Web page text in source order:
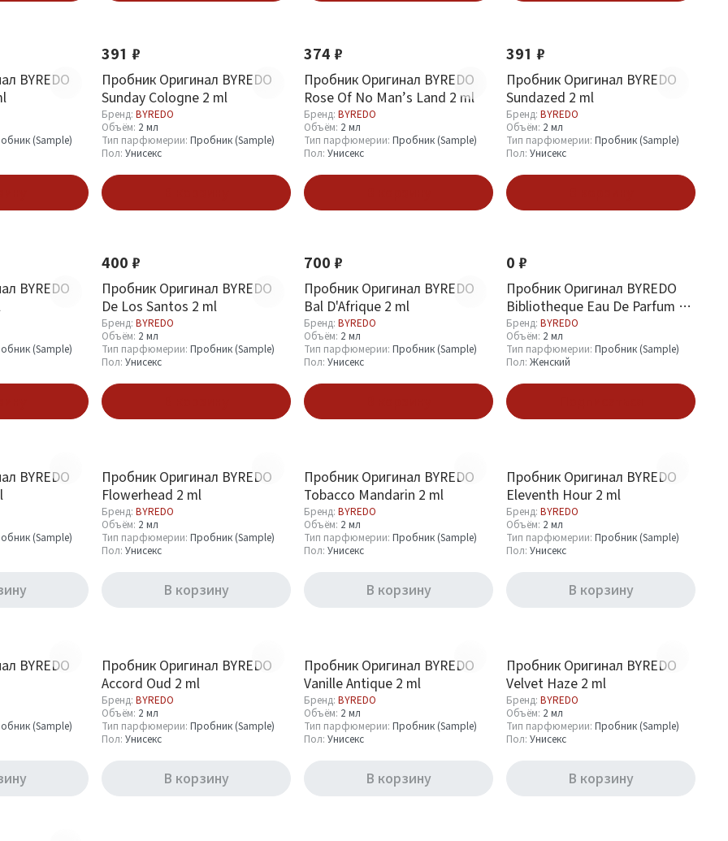
BYREDO
(Sample)
391 ₽
Пробник Оригинал BYREDO
Sunday Cologne 2 ml
Бренд: BYREDO
Объём: 2 мл
Тип парфюмерии: Пробник (Sample)
Пол: Унисекс
374 ₽
Пробник Оригинал BYREDO
Rose Of No Man’s Land 2 ml
Бренд: BYREDO
Объём: 2 мл
Тип парфюмерии: Пробник (Sample)
Пол: Унисекс
391 ₽
Пробник Оригинал BYREDO
Sundazed 2 ml
Бренд: BYREDO
Объём: 2 мл
Тип парфюмерии: Пробник (Sample)
Пол: Унисекс
BYREDO
(Sample)
400 ₽
Пробник Оригинал BYREDO
De Los Santos 2 ml
Бренд: BYREDO
Объём: 2 мл
Тип парфюмерии: Пробник (Sample)
Пол: Унисекс
700 ₽
Пробник Оригинал BYREDO
Bal D'Afrique 2 ml
Бренд: BYREDO
Объём: 2 мл
Тип парфюмерии: Пробник (Sample)
Пол: Унисекс
0 ₽
Пробник Оригинал BYREDO
Bibliotheque Eau De Parfum 2
ml
Бренд: BYREDO
Объём: 2 мл
Тип парфюмерии: Пробник (Sample)
Пол: Женский
BYREDO
(Sample)
Пробник Оригинал BYREDO
Flowerhead 2 ml
Бренд: BYREDO
Объём: 2 мл
Тип парфюмерии: Пробник (Sample)
Пол: Унисекс
В корзину
Пробник Оригинал BYREDO
Tobacco Mandarin 2 ml
Бренд: BYREDO
Объём: 2 мл
Тип парфюмерии: Пробник (Sample)
Пол: Унисекс
В корзину
Пробник Оригинал BYREDO
Eleventh Hour 2 ml
Бренд: BYREDO
Объём: 2 мл
Тип парфюмерии: Пробник (Sample)
Пол: Унисекс
В корзину
BYREDO
(Sample)
Пробник Оригинал BYREDO
Accord Oud 2 ml
Бренд: BYREDO
Объём: 2 мл
Тип парфюмерии: Пробник (Sample)
Пол: Унисекс
В корзину
Пробник Оригинал BYREDO
Vanille Antique 2 ml
Бренд: BYREDO
Объём: 2 мл
Тип парфюмерии: Пробник (Sample)
Пол: Унисекс
В корзину
Пробник Оригинал BYREDO
Velvet Haze 2 ml
Бренд: BYREDO
Объём: 2 мл
Тип парфюмерии: Пробник (Sample)
Пол: Унисекс
В корзину